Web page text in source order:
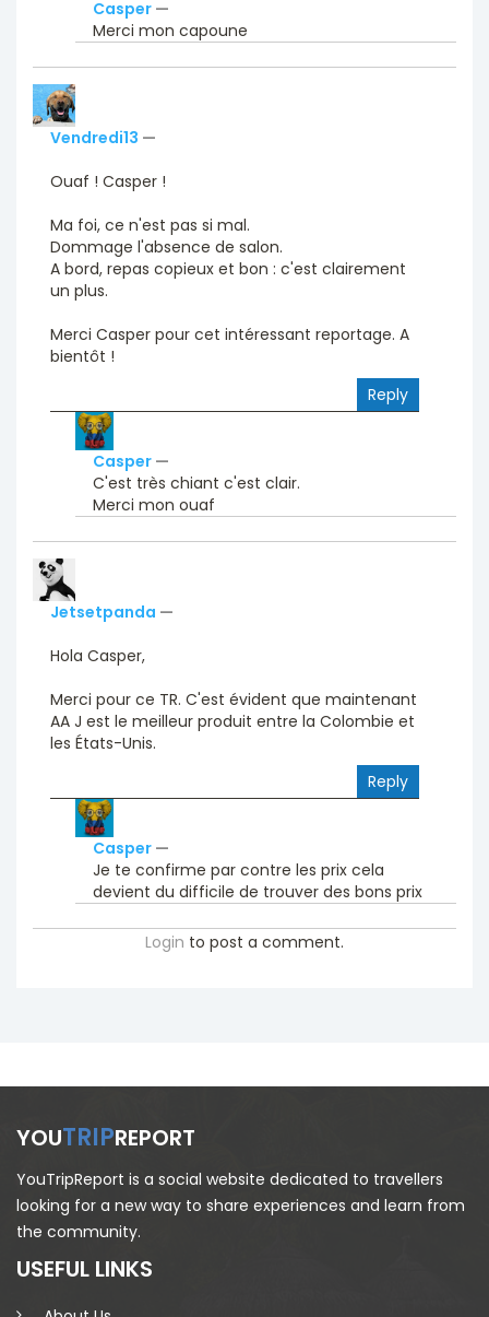
Casper—
Merci mon capoune
Vendredi13 —
Ouaf ! Casper !
Ma foi, ce n'est pas si mal.
Dommage l'absence de salon.
A bord, repas copieux et bon : c'est clairement
un plus.
Merci Casper pour cet intéressant reportage. A
bientôt !
Reply
Casper—
C'est très chiant c'est clair.
Merci mon ouaf
Jetsetpanda —
Hola Casper,
Merci pour ce TR. C'est évident que maintenant
AA J est le meilleur produit entre la Colombie et
les États-Unis.
Reply
Casper—
Je te confirme par contre les prix cela
devient du difficile de trouver des bons prix
Login to post a comment.
YOUTRIPREPORT
YouTripReport is a social website dedicated to travellers
looking for a new way to share experiences and learn from
the community.
USEFUL LINKS